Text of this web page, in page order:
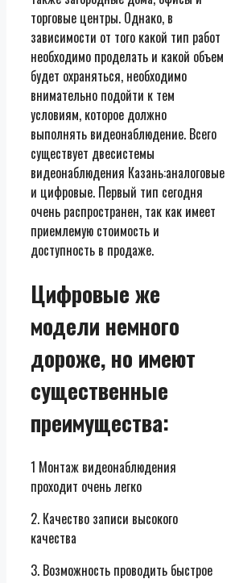
торговые центры. Однако, в
зависимости от того какой тип работ
необходимо проделать и какой объем
будет охраняться, необходимо
внимательно подойти к тем
условиям, которое должно
выполнять видеонаблюдение. Всего
существует двесистемы
видеонаблюдения Казань:аналоговые
и цифровые. Первый тип сегодня
очень распространен, так как имеет
приемлемую стоимость и
доступность в продаже.
Цифровые же
модели немного
дороже, но имеют
существенные
преимущества:
1 Монтаж видеонаблюдения
проходит очень легко
2. Качество записи высокого
качества
3. Возможность проводить быстрое